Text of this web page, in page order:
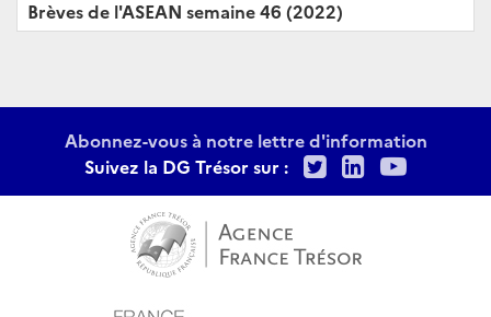
Brèves de l'ASEAN semaine 46 (2022)
Abonnez-vous à notre lettre d'information
Suivez la DG Trésor sur :
TwitterLinkedIn